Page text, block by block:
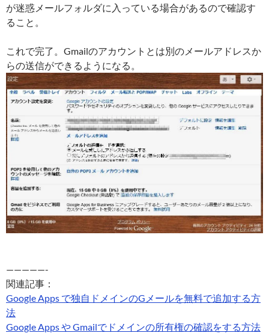
が迷惑メールフォルダに入っている場合があるので確認す
ること。
これで完了。Gmailのアカウントとは別のメールアドレスか
らの送信ができるようになる。
—————-
関連記事：
Google Apps で独自ドメインのGメールを無料で追加する方
法
Google Apps や Gmailでドメインの所有権の確認をする方法